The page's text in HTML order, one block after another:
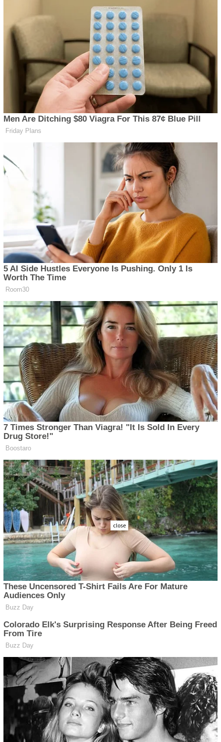
close